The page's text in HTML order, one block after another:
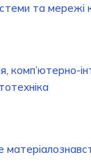
та мережі
комп’ютерно-